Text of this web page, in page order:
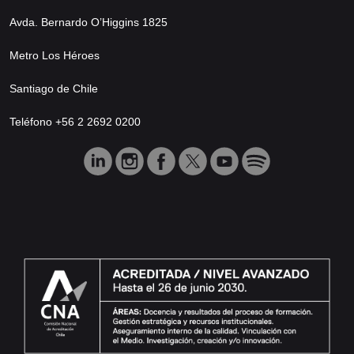
Avda. Bernardo O’Higgins 1825
Metro Los Héroes
Santiago de Chile
Teléfono +56 2 2692 0200